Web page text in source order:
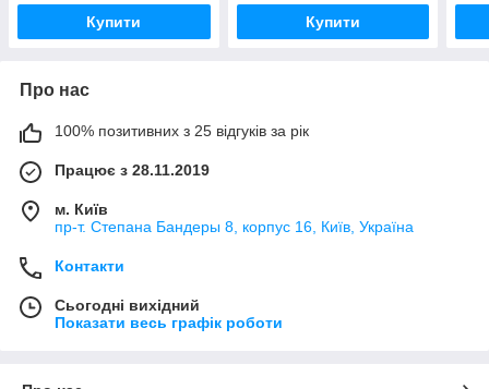
Купити Купити
Про нас
100% позитивних з 25 відгуків за рік
Працює з 28.11.2019
м. Київ
пр-т. Степана Бандеры 8, корпус 16, Київ, Україна
Контакти
Сьогодні вихідний
Показати весь графік роботи